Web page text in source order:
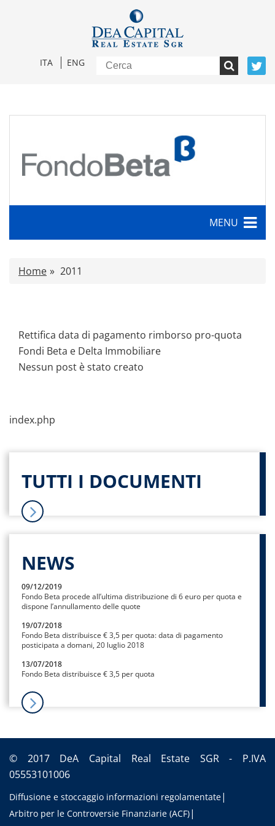
ITA ENG
MENU
Caratteristiche
Documenti di offerta
Relazioni di gestioni e resoconti intermedi
Contatti
Home 2011
Rettifica data di pagamento rimborso pro-quota
Fondi Beta e Delta Immobiliare
Nessun post è stato creato
index.php
TUTTI I DOCUMENTI
NEWS
09/12/2019
Fondo Beta procede all’ultima distribuzione di 6 euro per quota e
dispone l’annullamento delle quote
19/07/2018
Fondo Beta distribuisce € 3,5 per quota: data di pagamento
posticipata a domani, 20 luglio 2018
13/07/2018
Fondo Beta distribuisce € 3,5 per quota
© 2017 DeA Capital Real Estate SGR - P.IVA
05553101006
Diffusione e stoccaggio informazioni regolamentate
Arbitro per le Controversie Finanziarie (ACF)